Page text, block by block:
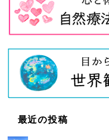
最近の投稿